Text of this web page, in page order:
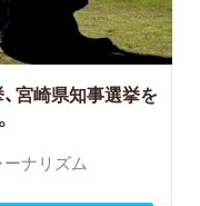
宮崎県知事選挙を
ーナリズム